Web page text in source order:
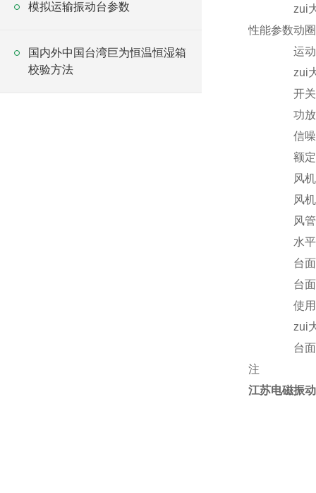
模拟运输振动台参数
国内外中国台湾巨为恒温恒湿箱
校验方法
性能参数
zui
动
运
zui
开
功
信
额
风
风
风
水
台
台
使
zui
台
注
江苏电磁振